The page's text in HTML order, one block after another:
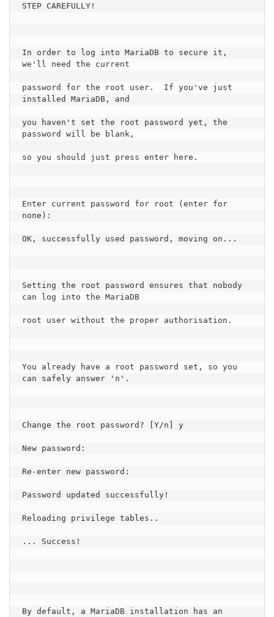
STEP CAREFULLY!
In order to log into MariaDB to secure it,
we'll need the current
password for the root user.  If you've just
installed MariaDB, and
you haven't set the root password yet, the
password will be blank,
so you should just press enter here.
Enter current password for root (enter for
none):
OK, successfully used password, moving on...
Setting the root password ensures that nobody
can log into the MariaDB
root user without the proper authorisation.
You already have a root password set, so you
can safely answer 'n'.
Change the root password? [Y/n] y
New password:
Re-enter new password:
Password updated successfully!
Reloading privilege tables..
... Success!
By default, a MariaDB installation has an